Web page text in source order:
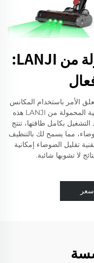
مكنسة كهربائية محمولة من LANJI:
الأمر باستخدام المكانس
الكهربائية التقليدية. تعالج المكنسة الكهربائية المحمولة من LANJI هذه
بكامل طاقتها، تنتج
مما يسمح لك بالتنظيف
تقليل الضوضاء إمكانية
لا تشوبها شائبة.